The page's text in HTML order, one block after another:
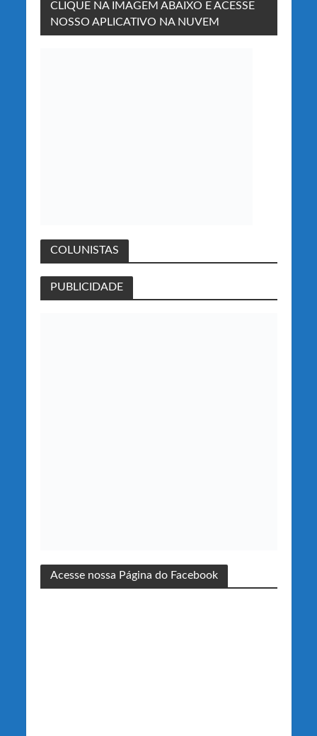
CLIQUE NA IMAGEM ABAIXO E ACESSE
NOSSO APLICATIVO NA NUVEM
COLUNISTAS
PUBLICIDADE
Acesse nossa Página do Facebook